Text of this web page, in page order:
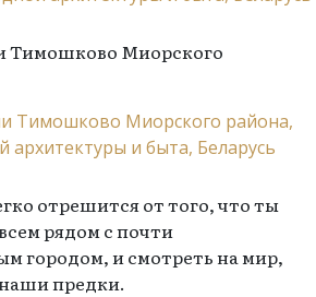
Тимошково Миорского
отрешится от того, что ты
рядом с почти
городом, и смотреть на мир,
предки.